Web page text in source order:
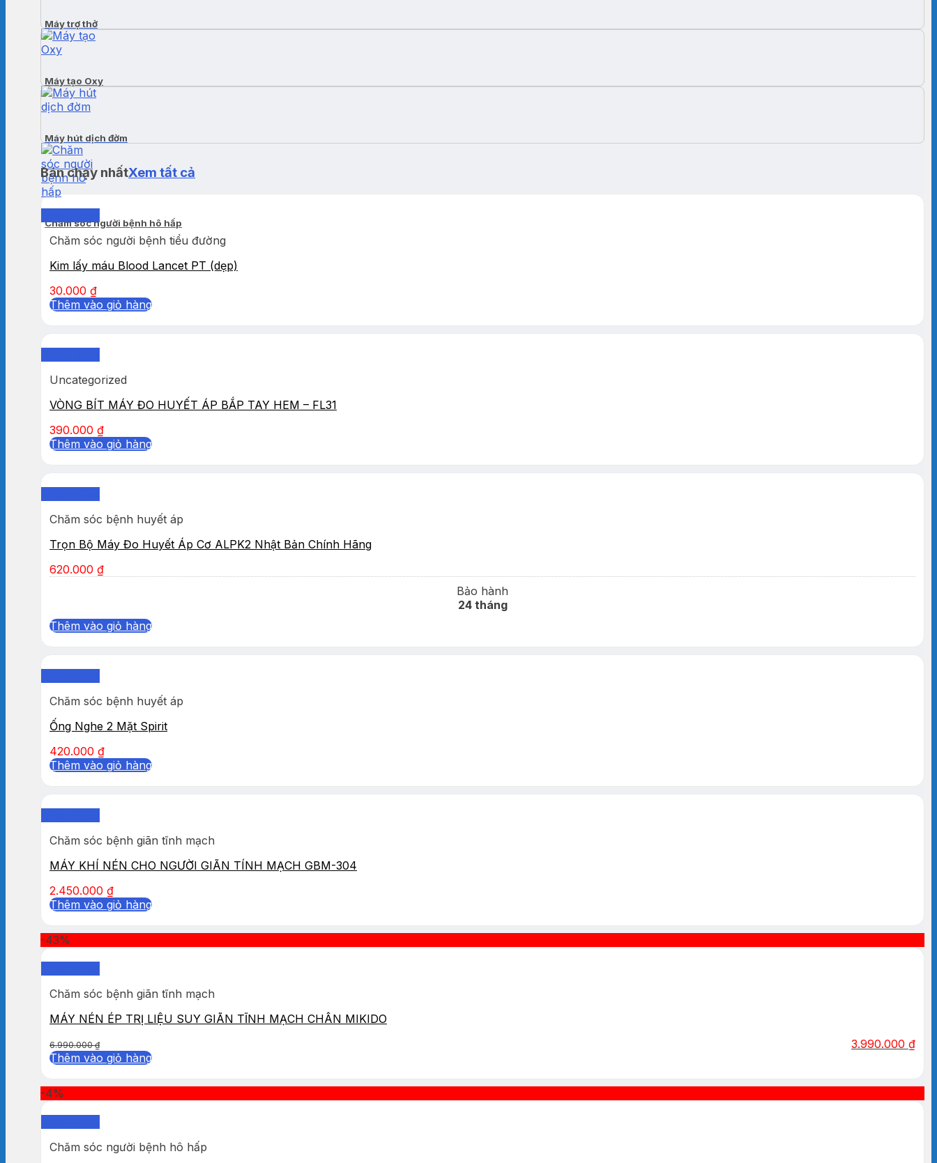
Máy trợ thở
Máy tạo Oxy
Máy hút dịch đờm
Chăm sóc người bệnh hô hấp
Bán chạy nhấtXem tất cả
Chăm sóc người bệnh tiểu đường
Kim lấy máu Blood Lancet PT (dẹp)
30.000 ₫
Thêm vào giỏ hàng
Uncategorized
VÒNG BÍT MÁY ĐO HUYẾT ÁP BẮP TAY HEM – FL31
390.000 ₫
Thêm vào giỏ hàng
Chăm sóc bệnh huyết áp
Trọn Bộ Máy Đo Huyết Áp Cơ ALPK2 Nhật Bản Chính Hãng
620.000 ₫
Bảo hành
24 tháng
Thêm vào giỏ hàng
Chăm sóc bệnh huyết áp
Ống Nghe 2 Mặt Spirit
420.000 ₫
Thêm vào giỏ hàng
Chăm sóc bệnh giãn tĩnh mạch
MÁY KHÍ NÉN CHO NGƯỜI GIÃN TÍNH MẠCH GBM-304
2.450.000 ₫
Thêm vào giỏ hàng
-43%
Chăm sóc bệnh giãn tĩnh mạch
MÁY NÉN ÉP TRỊ LIỆU SUY GIÃN TĨNH MẠCH CHÂN MIKIDO
6.990.000₫ 3.990.000 ₫
Thêm vào giỏ hàng
-4%
Chăm sóc người bệnh hô hấp